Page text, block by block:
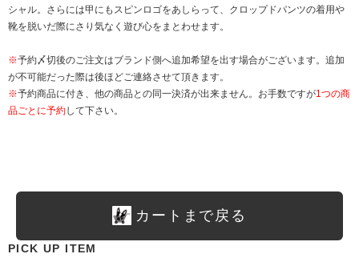
シャル。さらには甲にもスピンロゴをあしらって、クロップドパンツの着用や
靴を脱いだ際にさり気なく遊び心をまとわせます。
※予約〆切後のご注文はブランド側へ追加希望を出す場合がございます。追加
が不可能だった際は後ほどご連絡させて頂きます。
※予約商品に付き、他の商品との同一決済が出来ません。お手数ですが1つの商
品ごとに予約して下さい。
カートまで戻る
PICK UP ITEM